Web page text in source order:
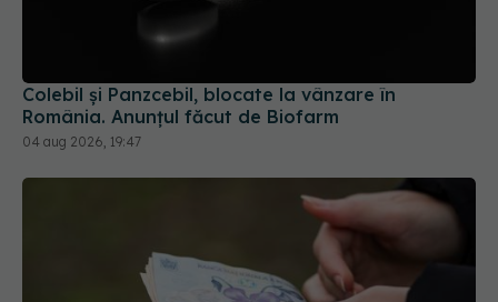
Colebil și Panzcebil, blocate la vânzare în
România. Anunțul făcut de Biofarm
04 aug 2026, 19:47